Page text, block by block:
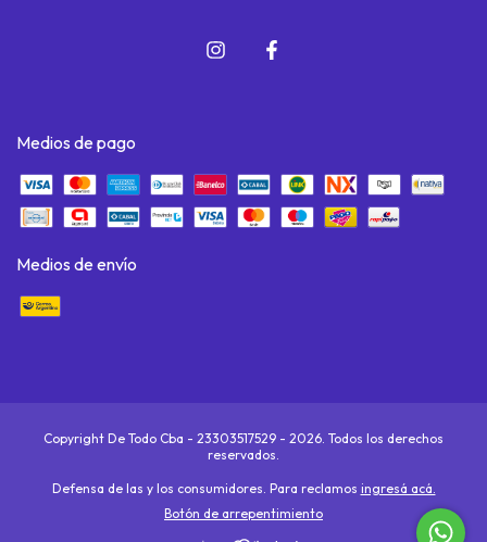
Medios de pago
Medios de envío
Copyright De Todo Cba - 23303517529 - 2026. Todos los derechos
reservados.
Defensa de las y los consumidores. Para reclamos ingresá acá.
Botón de arrepentimiento